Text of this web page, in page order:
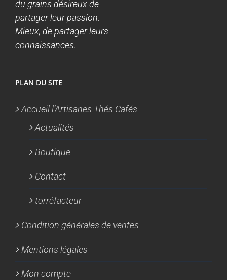
du grains désireux de
partager leur passion.
Mieux, de partager leurs
connaissances.
PLAN DU SITE
Accueil l’Artisanes Thés Cafés
Actualités
Boutique
Contact
torréfacteur
Condition générales de ventes
Mentions légales
Mon compte